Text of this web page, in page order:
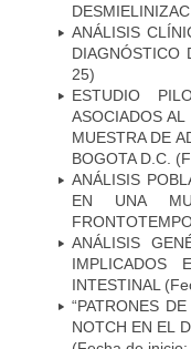
ANÁLISIS
DIAGNÓSTICO
25)
ESTUDIO
ASOCIADOS
MUESTRA DE
BOGOTA D.C.
ANÁLISIS
EN UNA
ANÁLISIS
IMPLICADOS
INTESTINAL
“PATRONES
NOTCH EN EL